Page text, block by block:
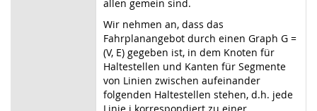
allen gemein sind.
Wir nehmen an, dass das
Fahrplanangebot durch einen Graph G =
(V, E) gegeben ist, in dem Knoten für
Haltestellen und Kanten für Segmente
von Linien zwischen aufeinander
folgenden Haltestellen stehen, d.h. jede